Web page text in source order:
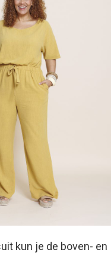
kun je de boven- en